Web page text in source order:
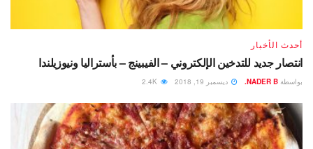
أحدث الأخبار
انتصار جديد للتدخين الإلكتروني – الفيبينج – بأستراليا ونيوزيلندا
بواسطة NADER B. ديسمبر 19, 2018